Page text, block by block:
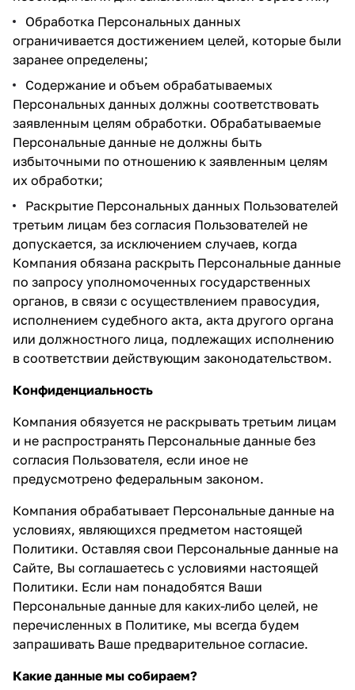
Обработка Персональных данных
ограничивается достижением целей, которые были
заранее определены;
Содержание и объем обрабатываемых
Персональных данных должны соответствовать
заявленным целям обработки. Обрабатываемые
Персональные данные не должны быть
избыточными по отношению к заявленным целям
их обработки;
Раскрытие Персональных данных Пользователей
третьим лицам без согласия Пользователей не
допускается, за исключением случаев, когда
Компания обязана раскрыть Персональные данные
по запросу уполномоченных государственных
органов, в связи с осуществлением правосудия,
исполнением судебного акта, акта другого органа
или должностного лица, подлежащих исполнению
в соответствии действующим законодательством.
Конфиденциальность
Компания обязуется не раскрывать третьим лицам
и не распространять Персональные данные без
согласия Пользователя, если иное не
предусмотрено федеральным законом.
Компания обрабатывает Персональные данные на
условиях, являющихся предметом настоящей
Политики. Оставляя свои Персональные данные на
Сайте, Вы соглашаетесь с условиями настоящей
Политики. Если нам понадобятся Ваши
Персональные данные для каких-либо целей, не
перечисленных в Политике, мы всегда будем
запрашивать Ваше предварительное согласие.
Какие данные мы собираем?